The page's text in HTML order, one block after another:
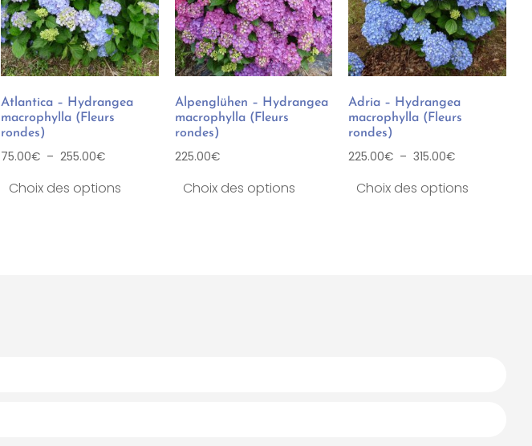
Atlantica – Hydrangea
macrophylla (Fleurs
rondes)
75.00€ – 255.00€
Choix des options
Alpenglühen – Hydrangea
macrophylla (Fleurs
rondes)
225.00€
Choix des options
Adria – Hydrangea
macrophylla (Fleurs
rondes)
225.00€ – 315.00€
Choix des options